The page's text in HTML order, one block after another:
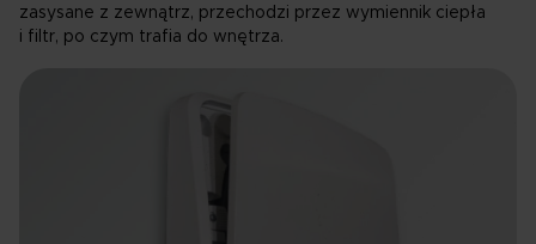
zasysane z zewnątrz, przechodzi przez wymiennik ciepła
i filtr, po czym trafia do wnętrza.